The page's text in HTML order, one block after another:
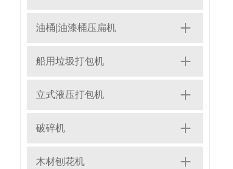
油桶|油漆桶压扁机
船用垃圾打包机
立式液压打包机
破碎机
木材刨花机